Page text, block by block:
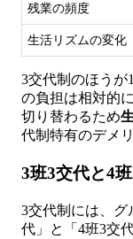
残業の頻度
生活リズムの変化
3交代制のほうが
の負担は相対的
切り替わるため
代制特有のデメ
3班3交代と4
3交代制には、グ
代」と「4班3交